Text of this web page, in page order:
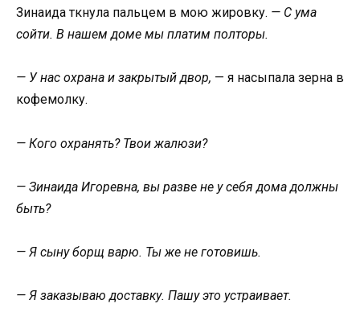
Зинаида ткнула пальцем в мою жировку. — С ума
сойти. В нашем доме мы платим полторы.
— У нас охрана и закрытый двор, — я насыпала зерна в
кофемолку.
— Кого охранять? Твои жалюзи?
— Зинаида Игоревна, вы разве не у себя дома должны
быть?
— Я сыну борщ варю. Ты же не готовишь.
— Я заказываю доставку. Пашу это устраивает.